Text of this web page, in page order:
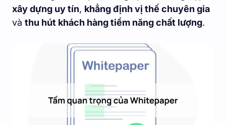
xây dựng uy tín, khẳng định vị thế chuyên gia
và thu hút khách hàng tiềm năng chất lượng.